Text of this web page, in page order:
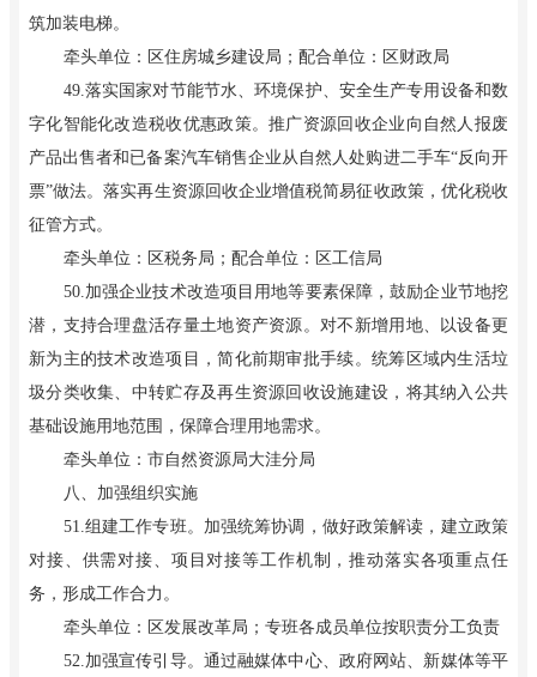
筑加装电梯。
牵头单位：区住房城乡建设局；配合单位：区财政局
49.落实国家对节能节水、环境保护、安全生产专用设备和数
字化智能化改造税收优惠政策。推广资源回收企业向自然人报废
产品出售者和已备案汽车销售企业从自然人处购进二手车“反向开
票”做法。落实再生资源回收企业增值税简易征收政策，优化税收
征管方式。
牵头单位：区税务局；配合单位：区工信局
50.加强企业技术改造项目用地等要素保障，鼓励企业节地挖
潜，支持合理盘活存量土地资产资源。对不新增用地、以设备更
新为主的技术改造项目，简化前期审批手续。统筹区域内生活垃
圾分类收集、中转贮存及再生资源回收设施建设，将其纳入公共
基础设施用地范围，保障合理用地需求。
牵头单位：市自然资源局大洼分局
八、加强组织实施
51.组建工作专班。加强统筹协调，做好政策解读，建立政策
对接、供需对接、项目对接等工作机制，推动落实各项重点任
务，形成工作合力。
牵头单位：区发展改革局；专班各成员单位按职责分工负责
52.加强宣传引导。通过融媒体中心、政府网站、新媒体等平